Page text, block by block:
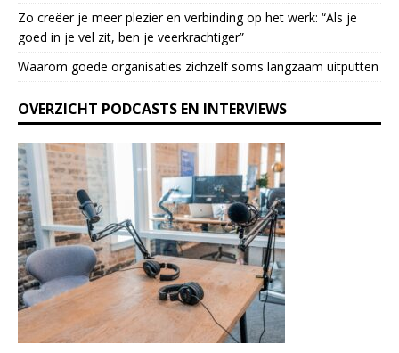
l
a
v
t
h
i
s
f
i
e
l
d
b
l
n
Zo creëer je meer plezier en verbinding op het werk: “Als je
goed in je vel zit, ben je veerkrach­tiger”
Waarom goede organisaties zichzelf soms langzaam uitputten
OVERZICHT PODCASTS EN INTERVIEWS